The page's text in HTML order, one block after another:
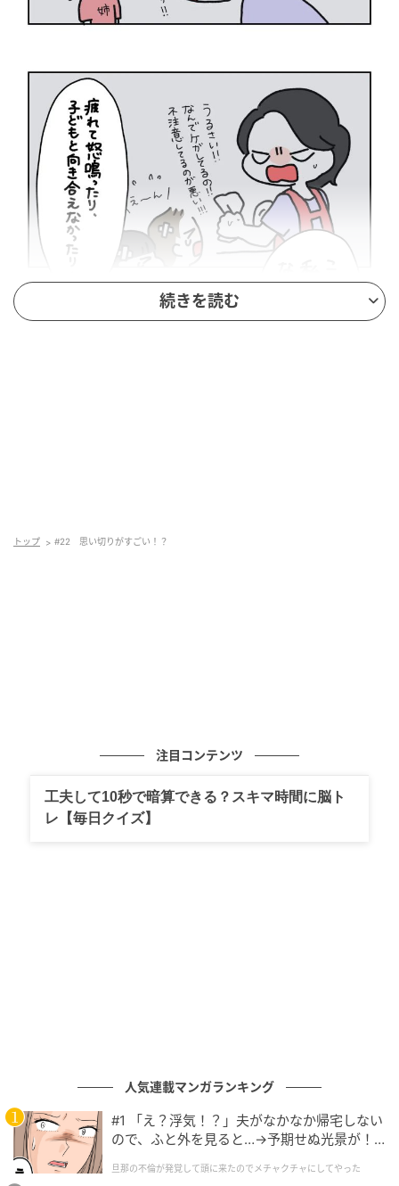
続きを読む
トップ #22 思い切りがすごい！？
注目コンテンツ
工夫して10秒で暗算できる？スキマ時間に脳ト
レ【毎日クイズ】
人気連載マンガランキング
#1 「え？浮気！？」夫がなかなか帰宅しない
ので、ふと外を見ると…→予期せぬ光景が！
クチャにしてやった
旦那の不倫が発覚して頭に来たのでメチャクチャにしてやった